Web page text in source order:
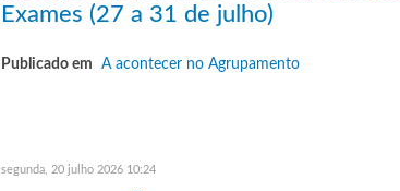
Exames (27 a 31 de julho)
Publicado em A acontecer no Agrupamento
segunda, 20 julho 2026 10:24